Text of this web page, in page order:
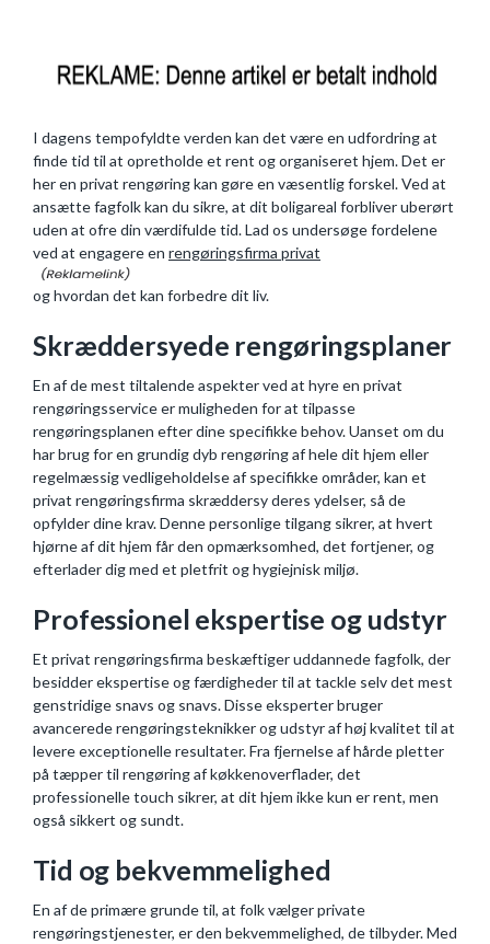
I dagens tempofyldte verden kan det være en udfordring at
finde tid til at opretholde et rent og organiseret hjem. Det er
her en privat rengøring kan gøre en væsentlig forskel. Ved at
ansætte fagfolk kan du sikre, at dit boligareal forbliver uberørt
uden at ofre din værdifulde tid. Lad os undersøge fordelene
ved at engagere en rengøringsfirma privat
og hvordan det kan forbedre dit liv.
Skræddersyede rengøringsplaner
En af de mest tiltalende aspekter ved at hyre en privat
rengøringsservice er muligheden for at tilpasse
rengøringsplanen efter dine specifikke behov. Uanset om du
har brug for en grundig dyb rengøring af hele dit hjem eller
regelmæssig vedligeholdelse af specifikke områder, kan et
privat rengøringsfirma skræddersy deres ydelser, så de
opfylder dine krav. Denne personlige tilgang sikrer, at hvert
hjørne af dit hjem får den opmærksomhed, det fortjener, og
efterlader dig med et pletfrit og hygiejnisk miljø.
Professionel ekspertise og udstyr
Et privat rengøringsfirma beskæftiger uddannede fagfolk, der
besidder ekspertise og færdigheder til at tackle selv det mest
genstridige snavs og snavs. Disse eksperter bruger
avancerede rengøringsteknikker og udstyr af høj kvalitet til at
levere exceptionelle resultater. Fra fjernelse af hårde pletter
på tæpper til rengøring af køkkenoverflader, det
professionelle touch sikrer, at dit hjem ikke kun er rent, men
også sikkert og sundt.
Tid og bekvemmelighed
En af de primære grunde til, at folk vælger private
rengøringstjenester, er den bekvemmelighed, de tilbyder. Med